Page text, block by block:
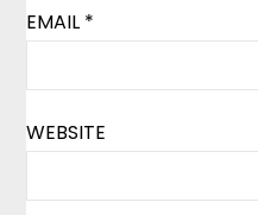
EMAIL *
WEBSITE